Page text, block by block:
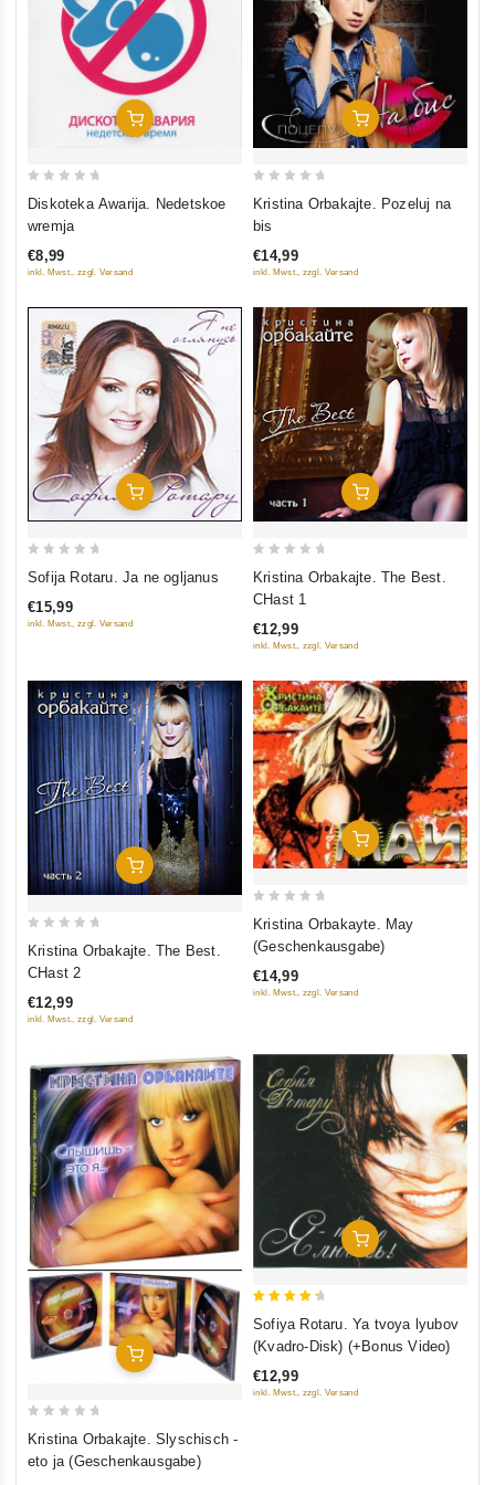
In Den Warenkorb
5
Diskoteka Awarija. Nedetskoe
wremja
€8,99
inkl. Mwst., zzgl. Versand
In Den Warenkorb
5
Kristina Orbakajte. Pozeluj na
bis
€14,99
inkl. Mwst., zzgl. Versand
In Den Warenkorb
of
Sofija Rotaru. Ja ne ogljanus
€15,99
inkl. Mwst., zzgl. Versand
In Den Warenkorb
5
Kristina Orbakajte. The Best.
CHast 1
€12,99
inkl. Mwst., zzgl. Versand
In Den Warenkorb
5
Kristina Orbakajte. The Best.
CHast 2
€12,99
inkl. Mwst., zzgl. Versand
In Den Warenkorb
5
Kristina Orbakayte. May
(Geschenkausgabe)
€14,99
inkl. Mwst., zzgl. Versand
In Den Warenkorb
Kristina Orbakajte. Slyschisch -
eto ja (Geschenkausgabe)
In Den Warenkorb
out of 5
Sofiya Rotaru. Ya tvoya lyubov
(Kvadro-Disk) (+Bonus Video)
€12,99
inkl. Mwst., zzgl. Versand